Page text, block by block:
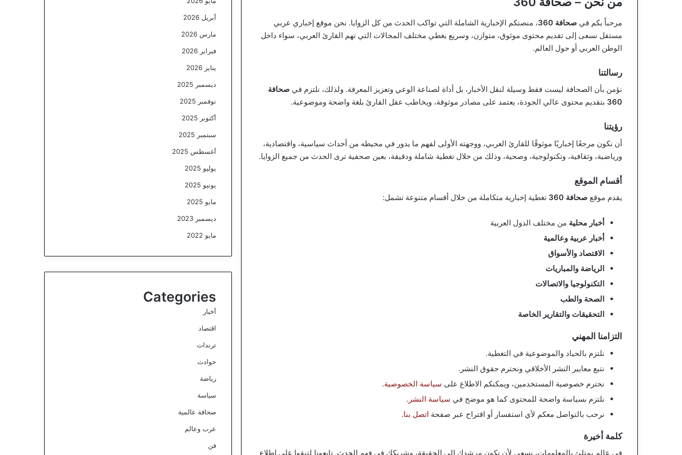
مرحباً بكم في صحافة 360
، منصتكم الإخبارية الشاملة التي تواكب الحدث من كل الزوايا. نحن موقع إخباري عربي
مستقل نسعى إلى تقديم محتوى موثوق، متوازن، وسريع يغطي مختلف المجالات التي تهم القارئ العربي، سواء داخل
الوطن العربي أو حول العالم.
رسالتنا
نؤمن بأن الصحافة ليست فقط وسيلة لنقل الأخبار، بل أداة لصناعة الوعي وتعزيز المعرفة. ولذلك، نلتزم في صحافة
360 بتقديم محتوى عالي الجودة، يعتمد على مصادر موثوقة، ويخاطب عقل القارئ بلغة واضحة وموضوعية.
رؤيتنا
أن نكون مرجعًا إخباريًا موثوقًا للقارئ العربي، ووجهته الأولى لفهم ما يدور في محيطه من أحداث سياسية، واقتصادية،
ورياضية، وثقافية، وتكنولوجية، وصحية، وذلك من خلال تغطية شاملة ودقيقة، بعين صحفية ترى الحدث من جميع الزوايا.
أقسام الموقع
يقدم موقع صحافة 360 تغطية إخبارية متكاملة من خلال أقسام متنوعة تشمل:
أخبار محلية من مختلف الدول العربية
أخبار عربية وعالمية
الاقتصاد والأسواق
الرياضة والمباريات
التكنولوجيا والاتصالات
الصحة والطب
التحقيقات والتقارير الخاصة
التزامنا المهني
نلتزم بالحياد والموضوعية في التغطية.
نتبع معايير النشر الأخلاقي ونحترم حقوق النشر.
نحترم خصوصية المستخدمين، ويمكنكم الاطلاع على سياسة الخصوصية.
نلتزم بسياسة واضحة للمحتوى كما هو موضح في سياسة النشر .
نرحب بالتواصل معكم لأي استفسار أو اقتراح عبر صفحة اتصل بنا.
كلمة أخيرة
في عالم يمتلئ بالمعلومات، نسعى لأن نكون مرشدك إلى الحقيقة، وشريكك في فهم الحدث. تابعونا لتبقوا على اطلاع
أبريل 2026
مارس 2026
فبراير 2026
يناير 2026
ديسمبر 2025
نوفمبر 2025
أكتوبر 2025
سبتمبر 2025
أغسطس 2025
يوليو 2025
يونيو 2025
مايو 2025
ديسمبر 2023
مايو 2022
Categories
أخبار
اقتصاد
ترندات
حوادث
رياضة
سياسة
صحافة عالمية
عرب وعالم
فن